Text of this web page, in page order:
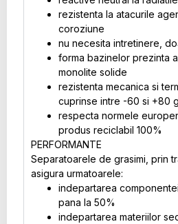
rezistenta la atacurile
coroziune
nu necesita intretinere,
forma bazinelor prezinta
monolite solide
rezistenta mecanica si
cuprinse intre -60 si +80
respecta normele
produs reciclabil 100%
PERFORMANTE
Separatoarele de grasimi, prin
asigura urmatoarele:
indepartarea
pana la 50%
indepartarea materiilor